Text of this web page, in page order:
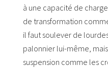
à une capacité de
de transformation
il faut soulever de
palonnier lui-même,
suspension comme les